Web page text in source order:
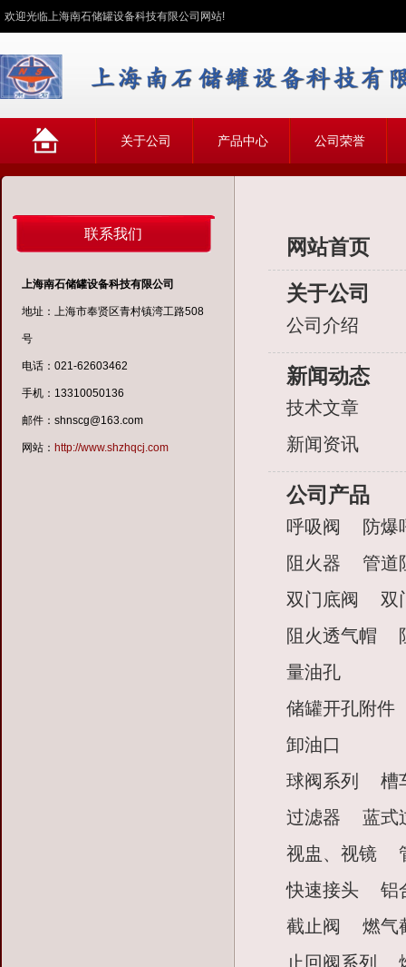
欢迎光临上海南石储罐设备科技有限公司网站!
关于公司 产品中心 公司荣誉
联系我们
上海南石储罐设备科技有限公司
地址：上海市奉贤区青村镇湾工路508
号
电话：021-62603462
手机：13310050136
邮件：shnscg@163.com
网站： http://www.shzhqcj.com
网站首页
关于公司
公司介绍
新闻动态
技术文章
新闻资讯
公司产品
呼吸阀
防爆
阻火器
管道
双门底阀
双
阻火透气帽
量油孔
储罐开孔附件
卸油口
球阀系列
槽
过滤器
蓝式
视盅、视镜
快速接头
铝
截止阀
燃气
止回阀系列